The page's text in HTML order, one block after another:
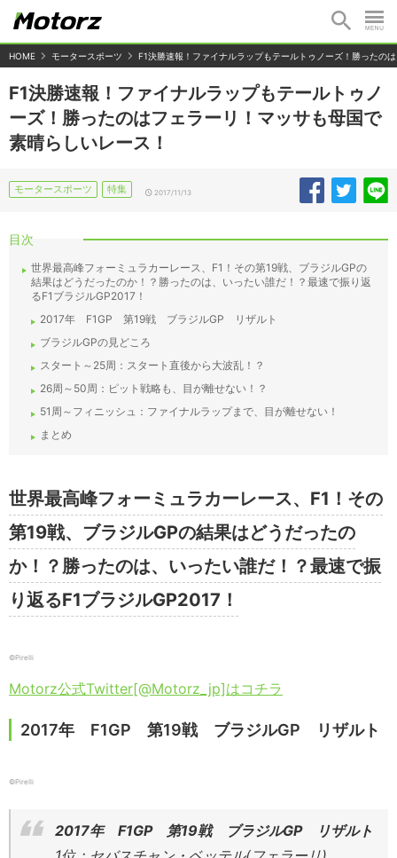
HOME モータースポーツ F1決勝速報！ファイナルラップもテールトゥノーズ！勝ったの
F1決勝速報！ファイナルラップもテールトゥノ
ーズ！勝ったのはフェラーリ！マッサも母国で
素晴らしいレース！
モータースポーツ 特集 2017/11/13
目次
世界最高峰フォーミュラカーレース、F1！その第19戦、ブラジルGPの
結果はどうだったのか！？勝ったのは、いったい誰だ！？最速で振り返
るF1ブラジルGP2017！
2017年 F1GP 第19戦 ブラジルGP リザルト
ブラジルGPの見どころ
スタート～25周：スタート直後から大波乱！？
26周～50周：ピット戦略も、目が離せない！？
51周～フィニッシュ：ファイナルラップまで、目が離せない！
まとめ
世界最高峰フォーミュラカーレース、F1！その
第19戦、ブラジルGPの結果はどうだったの
か！？勝ったのは、いったい誰だ！？最速で振
り返るF1ブラジルGP2017！
©Pirelli
Motorz公式Twitter[@Motorz_jp]はコチラ
2017年 F1GP 第19戦 ブラジルGP リザルト
©Pirelli
2017年 F1GP 第19戦 ブラジルGP リザルト